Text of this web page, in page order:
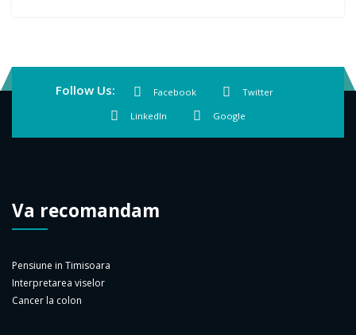
Follow Us: Facebook Twitter
LinkedIn Google
Va recomandam
Pensiune in Timisoara
Interpretarea viselor
Cancer la colon